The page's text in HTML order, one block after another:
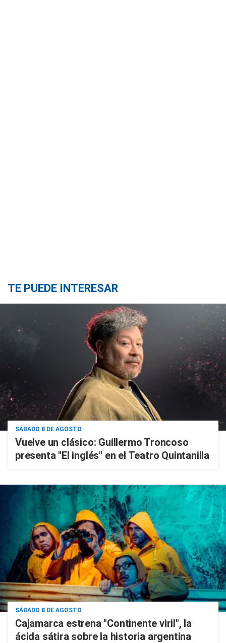
TE PUEDE INTERESAR
SÁBADO 8 DE AGOSTO
Vuelve un clásico: Guillermo Troncoso
presenta "El inglés" en el Teatro Quintanilla
SÁBADO 8 DE AGOSTO
Cajamarca estrena "Continente viril", la
ácida sátira sobre la historia argentina